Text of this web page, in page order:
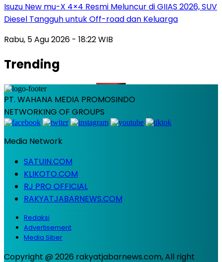
Isuzu New mu-X 4×4 Resmi Meluncur di GIIAS 2026, SUV
Diesel Tangguh untuk Off-road dan Keluarga
Rabu, 5 Agu 2026 - 18:22 WIB
Trending
PT. WAHANA MEDIA PROMOSINDO
NETWORKING OF GROUPS
Media Network
SATUIN.COM
KLIKOTO.COM
RJ PRO OFFICIAL
RAKYATJABARNEWS.COM
Redaksi
Advertisement
Media Siber
Copyright @ 2026 rakyatjabarnews.com, All right